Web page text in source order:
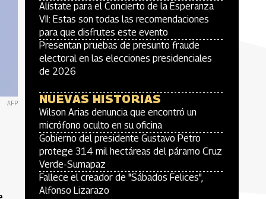
AFP
Alístate para el Concierto de la Esperanza
VII: Estas son todas las recomendaciones
para que disfrutes este evento
Presentan pruebas de presunto fraude
electoral en las elecciones presidenciales
de 2026
NUEVAS HISTORIAS
Wilson Arias denuncia que encontró un
micrófono oculto en su oficina
Gobierno del presidente Gustavo Petro
protege 314 mil hectáreas del páramo Cruz
Verde-Sumapaz
Fallece el creador de "Sábados Felices",
Alfonso Lizarazo